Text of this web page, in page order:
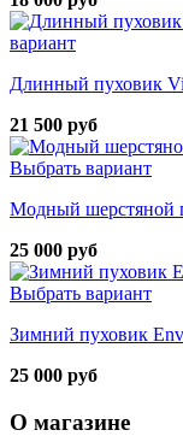
вариант
Длинный пуховик
21 500 руб
Выбрать вариант
Модный шерстяной
25 000 руб
Выбрать вариант
Зимний пуховик
25 000 руб
О магазине